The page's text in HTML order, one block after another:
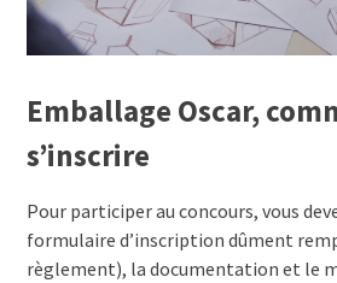
Emballage Oscar,
s’inscrire
Pour participer au concours, vous
formulaire d’inscription dûment
règlement), la documentation et le